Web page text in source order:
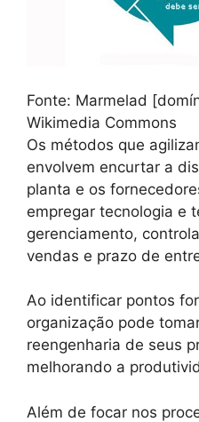
Fonte: Marmelad
Wikimedia Commons
Os métodos que
envolvem encurtar a
planta e os
empregar tecnologia e
gerenciamento,
vendas e prazo de
Ao identificar pontos
organização pode
reengenharia de seus
melhorando a
Além de focar nos